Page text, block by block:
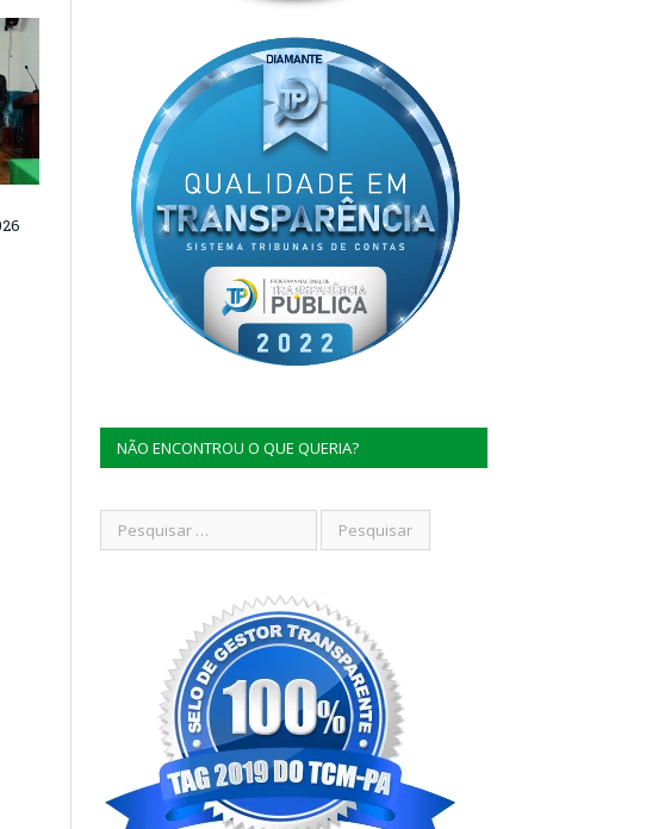
NÃO ENCONTROU O QUE QUERIA?